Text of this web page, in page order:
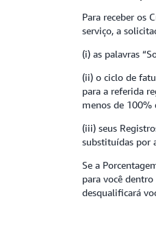
Para receber os
serviço, a
(i) as palavras
(ii) o ciclo de
para a referida
menos de 100%
(iii) seus
substituídas por
Se a
para você
desqualificará